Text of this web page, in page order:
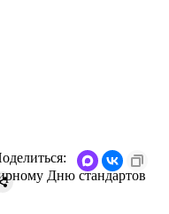
Дню стандартов